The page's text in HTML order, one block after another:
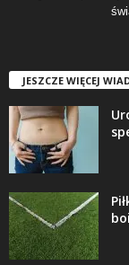
JESZCZE WIĘCEJ